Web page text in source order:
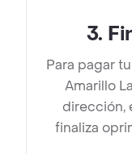
3.
Para pagar
Amarillo
dirección,
finaliza